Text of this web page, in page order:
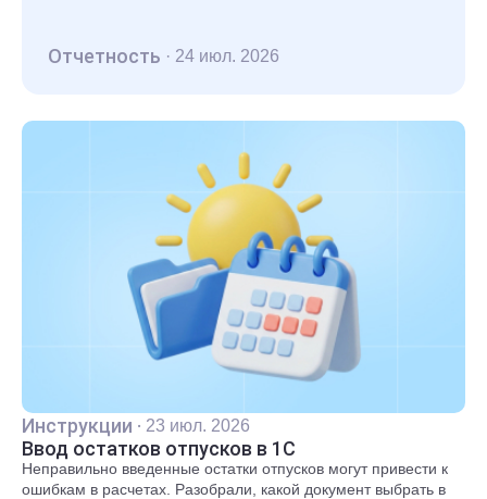
Отчетность · 24 июл. 2026
Инструкции · 23 июл. 2026
Ввод остатков отпусков в 1С
Неправильно введенные остатки отпусков могут привести к
ошибкам в расчетах. Разобрали, какой документ выбрать в